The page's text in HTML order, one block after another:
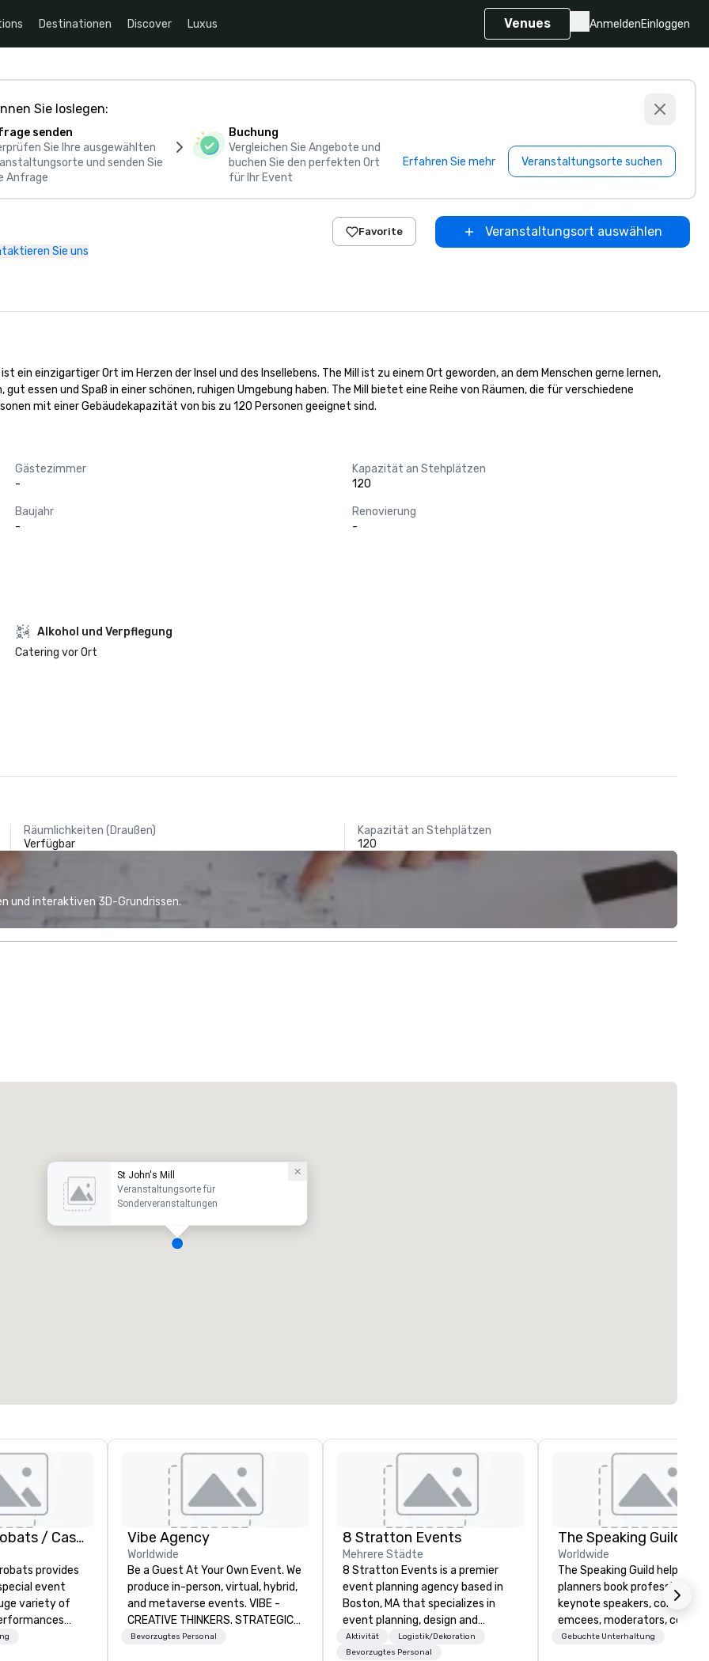
Destinationen Discover Luxus Venues AnmeldenEinloggen
Sie loslegen:
senden
Sie Ihre ausgewählten
und senden Sie
Anfrage
Buchung
Vergleichen Sie Angebote und
buchen Sie den perfekten Ort
für Ihr Event
Erfahren Sie mehr Veranstaltungsorte suchen
Sie uns
Favorite Veranstaltungsort auswählen
ein einzigartiger Ort im Herzen der Insel und des Insellebens. The Mill ist zu einem Ort geworden, an dem Menschen gerne lernen,
essen und Spaß in einer schönen, ruhigen Umgebung haben. The Mill bietet eine Reihe von Räumen, die für verschiedene
mit einer Gebäudekapazität von bis zu 120 Personen geeignet sind.
Gästezimmer
-
Kapazität an Stehplätzen
120
Baujahr
-
Renovierung
-
‪Alkohol‬ und Verpflegung
Catering vor Ort
Räumlichkeiten (Draußen)
Verfügbar
Kapazität an Stehplätzen
120
und interaktiven 3D-Grundrissen.
St John's Mill
Veranstaltungsorte für
Sonderveranstaltungen
American Acrobats / Castle Productions
provides
event
variety of
Vibe Agency
Worldwide
Be a Guest At Your Own Event. We
produce in-person, virtual, hybrid,
and metaverse events. VIBE -
CREATIVE THINKERS. STRATEGIC
DOERS. Companies that will thrive
Bevorzugtes Personal
8 Stratton Events
Mehrere Städte
8 Stratton Events is a premier
event planning agency based in
Boston, MA that specializes in
event planning, design and
production. From intimate
gatherings to large-scale
Aktivität
Logistik/Dekoration
Bevorzugtes Personal
The Speaking Guild
Worldwide
The Speaking Guild helps
planners book professional
keynote speakers,
emcees, moderators,
and subject-matter experts
Gebuchte Unterhaltung